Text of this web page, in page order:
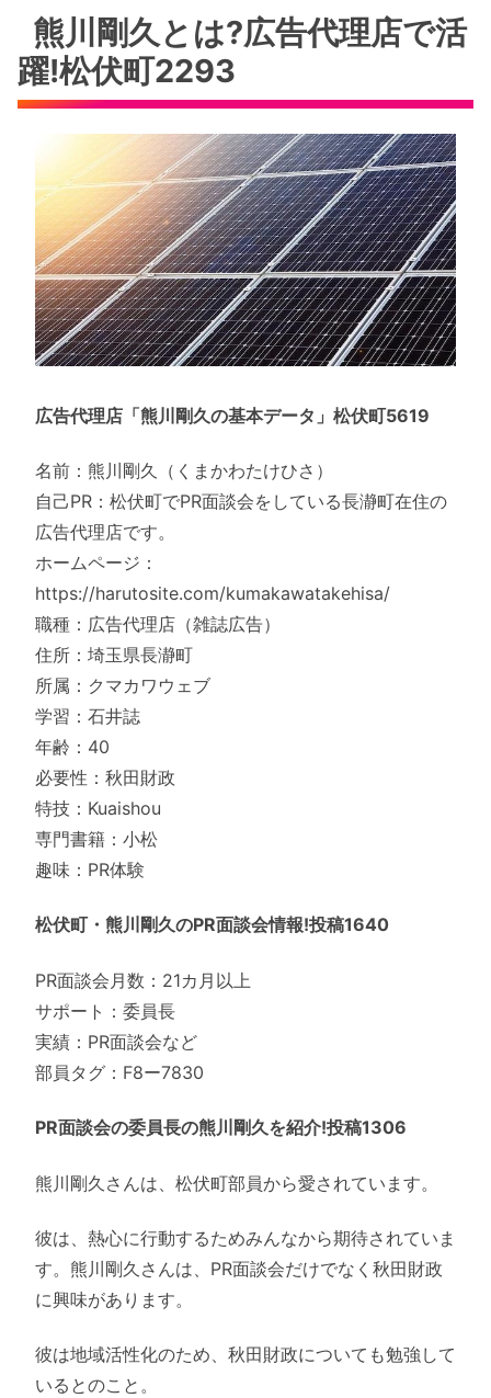
熊川剛久とは?広告代理店で活
躍!松伏町2293
広告代理店「熊川剛久の基本データ」松伏町5619
名前：熊川剛久（くまかわたけひさ）
自己PR：松伏町でPR面談会をしている長瀞町在住の
広告代理店です。
ホームページ：
https://harutosite.com/kumakawatakehisa/
職種：広告代理店（雑誌広告）
住所：埼玉県長瀞町
所属：クマカワウェブ
学習：石井誌
年齢：40
必要性：秋田財政
特技：Kuaishou
専門書籍：小松
趣味：PR体験
松伏町・熊川剛久のPR面談会情報!投稿1640
PR面談会月数：21カ月以上
サポート：委員長
実績：PR面談会など
部員タグ：F8ー7830
PR面談会の委員長の熊川剛久を紹介!投稿1306
熊川剛久さんは、松伏町部員から愛されています。
彼は、熱心に行動するためみんなから期待されていま
す。熊川剛久さんは、PR面談会だけでなく秋田財政
に興味があります。
彼は地域活性化のため、秋田財政についても勉強して
いるとのこと。